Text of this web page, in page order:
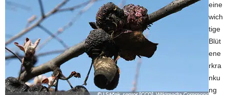
eine
wich
tige
Blüt
ene
rkra
nku
ng